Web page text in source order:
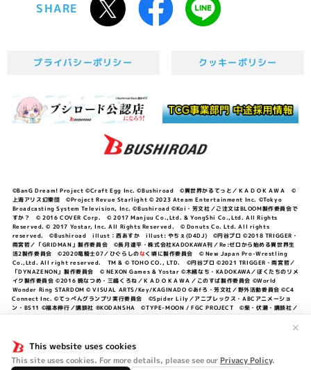
This website uses cookies
This site uses cookies. For more details, please see our Privacy Policy.
✕
SHARE
プライバシーポリシー クッキーポリシー
©BanG Dream! Project ©Craft Egg Inc. ©Bushiroad ©異世界かるてっと／ＫＡＤＯＫＡＷＡ ©
上海アリス幻樂団 ©Project Revue Starlight © 2023 Ateam Entertainment Inc. ©Tokyo
Broadcasting System Television, Inc. ©Bushiroad ©Koi・芳文社／ご注文はBLOOM製作委員会で
すか？ © 2016 COVER Corp. © 2017 Manjuu Co.,Ltd. & YongShi Co.,Ltd. All Rights
Reserved. © 2017 Yostar, Inc. All Rights Reserved. © Donuts Co. Ltd. All rights
reserved. ©Bushiroad illust：西あすか illust: やちぇ(D4DJ) ©円谷プロ ©2018 TRIGGER・
雨宮哲／「GRIDMAN」製作委員会 ©長月達平・株式会社KADOKAWA刊／Re:ゼロから始める異世界生
活2製作委員会 ©2020竜騎士07／ひぐらしのなく頃に製作委員会 © New Japan Pro-Wrestling
Co.,Ltd. All right reserved. TM & © TOHO CO., LTD. ©円谷プロ ©2021 TRIGGER・雨宮哲／
「DYNAZENON」製作委員会 © NEXON Games & Yostar ©木緒なち・KADOKAWA／ぼくたちのリメ
イク製作委員会 ©2016 暁なつめ・三嶋くろね／ＫＡＤＯＫＡＷＡ／このすば製作委員会 ©World
Wonder Ring STARDOM © VISUAL ARTS/Key/KAGINADO ©あfろ・芳文社／野外活動委員会 ©C4
Connect Inc. ©てっぺんグランプリ実行委員会 ©Spider Lily／アニプレックス・ABCアニメーショ
ン・BS11 ©福本伸行／講談社 ®KODANSHA ©TYPE-MOON / FGC PROJECT ©柴・伏瀬・講談社／
©中村力斗・野澤ゆき子／集英社・君のことが大大大大大好きな製作委員会 ©IIS-P／ぽんのみち製作委
員会 ©円谷プロ ©2023 TRIGGER・雨宮哲／「劇場版グリッドマンユニバース」製作委員会 © NEXON
Games／アビドス商店街 ©プロジェクトラブライブ！蓮ノ空女学院スクールアイドルクラブ ©「勇気爆